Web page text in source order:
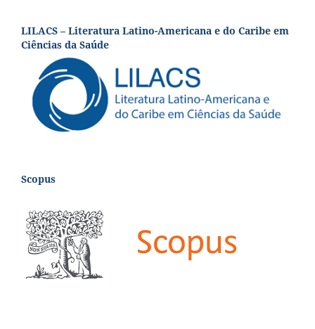
LILACS – Literatura Latino-Americana e do Caribe em
Ciências da Saúde
Scopus